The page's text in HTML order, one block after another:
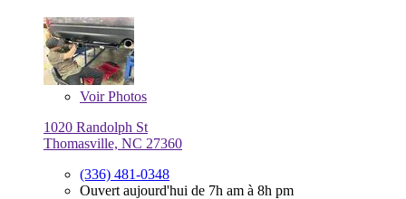
VoirPhotos
1020 Randolph St
Thomasville, NC 27360
(336) 481-0348
Ouvert aujourd'hui de 7h am à 8h pm